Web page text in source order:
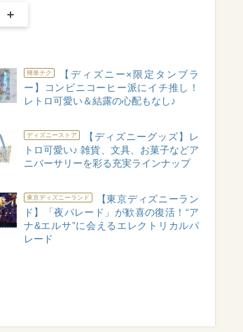
簡単テク
【ディズニー×限定タンブラ
ー】コンビニコーヒー派にイチ推し！
レトロ可愛い＆結露の心配もなし♪
ディズニーストア
【ディズニーグッズ】レ
トロ可愛い♪ 雑貨、文具、お菓子などア
ニバーサリーを彩る充実ラインナップ
東京ディズニーランド
【東京ディズニーラン
ド】「夜パレード」が歓喜の復活！“ア
ナ&エルサ”に会えるエレクトリカルパ
レード